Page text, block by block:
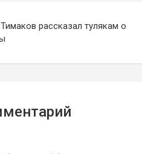
рассказал тулякам о